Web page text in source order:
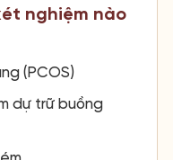
nghiệm nào
(PCOS)
dự trữ buồng